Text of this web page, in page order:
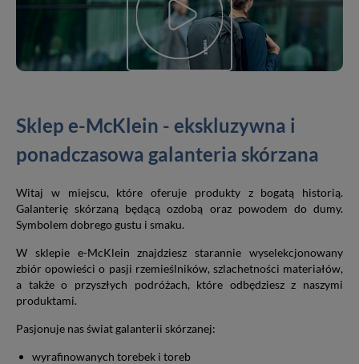
Sklep e-McKlein - ekskluzywna i
ponadczasowa galanteria skórzana
Witaj w miejscu, które oferuje produkty z bogatą historią.
Galanterię skórzaną będącą ozdobą oraz powodem do dumy.
Symbolem dobrego gustu i smaku.
W sklepie e-McKlein znajdziesz starannie wyselekcjonowany
zbiór opowieści o pasji rzemieślników, szlachetności materiałów,
a także o przyszłych podróżach, które odbędziesz z naszymi
produktami.
Pasjonuje nas świat galanterii skórzanej:
wyrafinowanych torebek i toreb